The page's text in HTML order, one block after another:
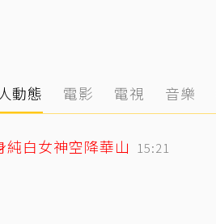
動態 電影 電視 音樂
純白女神空降華山 15:21